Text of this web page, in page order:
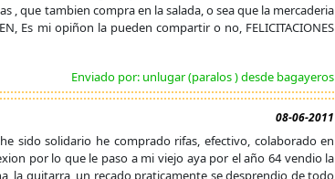
, que tambien compra en la salada, o sea que la mercaderia
Es mi opiñon la pueden compartir o no, FELICITACIONES
Enviado por: unlugar (paralos ) desde bagayeros
08-06-2011
sido solidario he comprado rifas, efectivo, colaborado en
por lo que le paso a mi viejo aya por el año 64 vendio la
la guitarra, un recado praticamente se desprendio de todo